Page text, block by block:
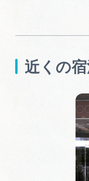
近くの